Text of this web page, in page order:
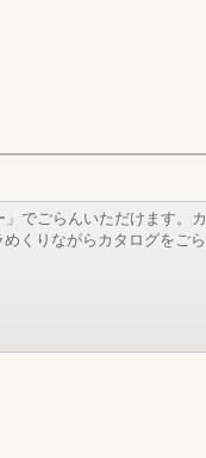
でごらんいただけます。カ
くりながらカタログをごら